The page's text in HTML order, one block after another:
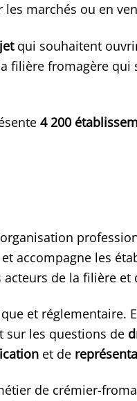
marchés ou en
qui souhaitent
filière fromagère
4 200
accompagne les
de la filière et
et réglementaire.
sur les questions de
et de
de crémier-